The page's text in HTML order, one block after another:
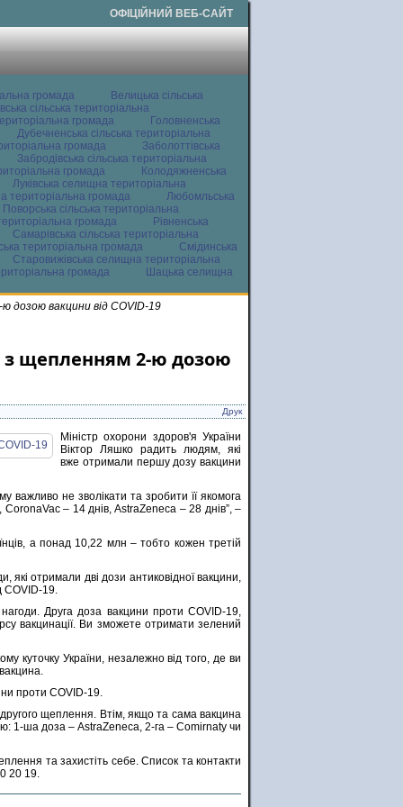
ОФІЦІЙНИЙ ВЕБ-САЙТ
громада
Велицька сільська
сільська територіальна
громада
Головненська
Дубечненська сільська територіальна
громада
Заболоттівська
Забродівська сільська територіальна
громада
Колодяжненська
Луківська селищна територіальна
територіальна громада
Любомльська
Поворська сільська територіальна
громада
Рівненська
Самарівська сільська територіальна
територіальна громада
Смідинська
Старовижівська селищна територіальна
громада
Шацька селищна
дозою вакцини від COVID-19
з щепленням 2-ю дозою
Друк
Міністр охорони здоров'я України
Віктор Ляшко радить людям, які
вже отримали першу дозу вакцини
важливо не зволікати та зробити її якомога
– 14 днів, AstraZeneca – 28 днів”, –
а понад 10,22 млн – тобто кожен третій
які отримали дві дози антиковідної вакцини,
COVID-19.
Друга доза вакцини проти COVID-19,
вакцинації. Ви зможете отримати зелений
куточку України, незалежно від того, де ви
проти COVID-19.
щеплення. Втім, якщо та сама вакцина
1-ша доза – AstraZeneca, 2-га – Comirnaty чи
та захистіть себе. Список та контакти
20 19.